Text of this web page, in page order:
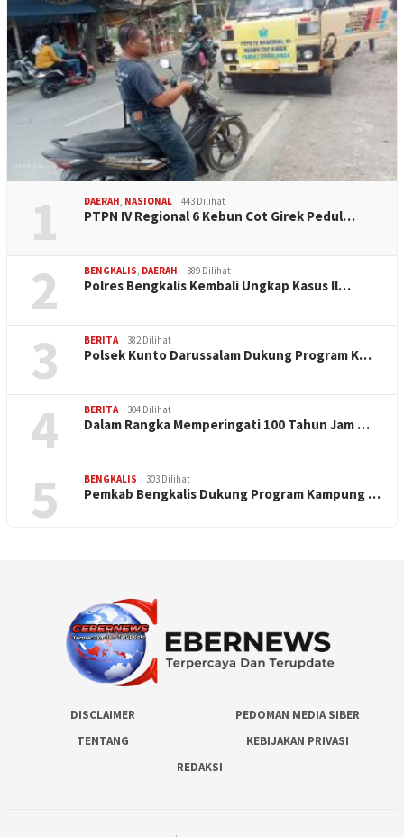
1 DAERAH, NASIONAL 443 Dilihat
PTPN IV Regional 6 Kebun Cot Girek Pedul…
2 BENGKALIS, DAERAH 389 Dilihat
Polres Bengkalis Kembali Ungkap Kasus Il…
3 BERITA 382 Dilihat
Polsek Kunto Darussalam Dukung Program K…
4 BERITA 304 Dilihat
Dalam Rangka Memperingati 100 Tahun Jam …
5 BENGKALIS 303 Dilihat
Pemkab Bengkalis Dukung Program Kampung …
DISCLAIMER
PEDOMAN MEDIA SIBER
TENTANG
KEBIJAKAN PRIVASI
REDAKSI